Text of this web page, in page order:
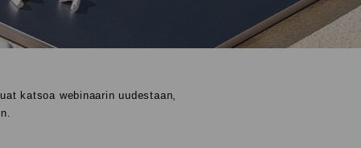
katsoa webinaarin uudestaan,